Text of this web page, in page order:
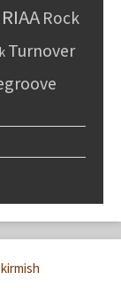
RIAA Rock
Turnover